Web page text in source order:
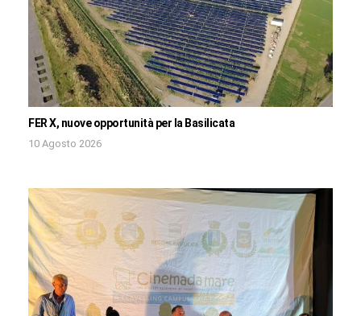
FER X, nuove opportunità per la Basilicata
10 Agosto 2026